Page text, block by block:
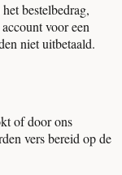
bestelbedrag,
voor een
niet uitbetaald.
of door ons
vers bereid op de